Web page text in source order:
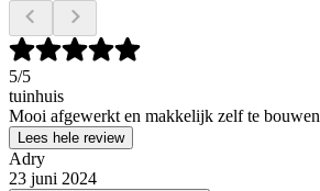
5/5
tuinhuis
Mooi afgewerkt en makkelijk zelf te bouwen
Lees hele review
Adry
23 juni 2024